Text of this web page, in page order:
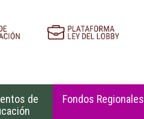
de
Fondos Regionales